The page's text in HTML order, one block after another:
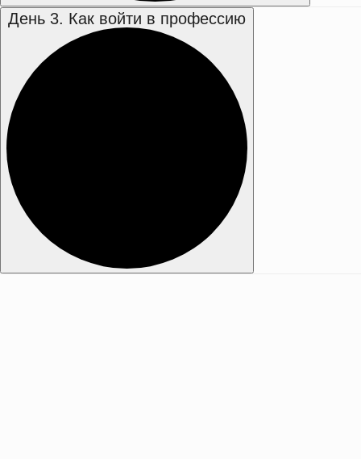
День 3. Как войти в профессию